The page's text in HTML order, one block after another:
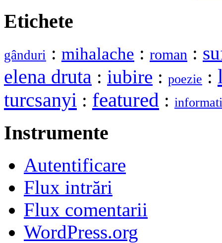
Etichete
gânduri : mihalache : roman :
elena druta : iubire : poezie :
turcsanyi : featured :
Instrumente
Autentificare
Flux intrări
Flux comentarii
WordPress.org